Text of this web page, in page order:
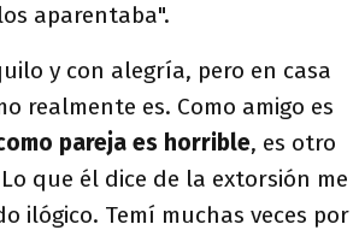
aparentaba".
y con alegría, pero en casa
realmente es. Como amigo es
pareja es horrible, es otro
que él dice de la extorsión me
ilógico. Temí muchas veces por